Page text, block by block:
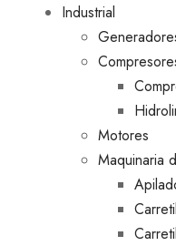
Industrial
Motores
Maquinaria